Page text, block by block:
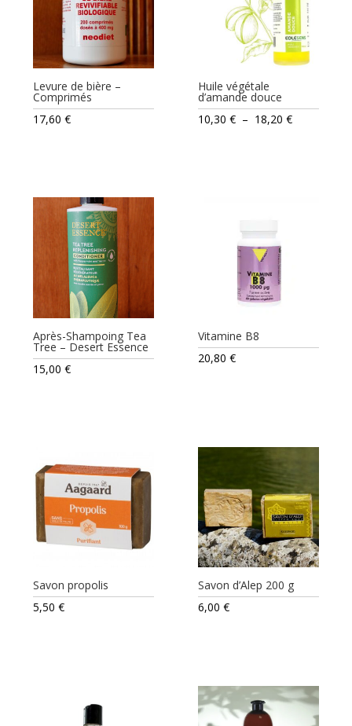
Levure de bière –
Comprimés
17,60€
Huile végétale
d’amande douce
10,30€ – 18,20€Plage
Après-Shampoing Tea
Tree – Desert Essence
15,00€
Vitamine B8
20,80€
Savon propolis
5,50€
Savon d’Alep 200 g
6,00€